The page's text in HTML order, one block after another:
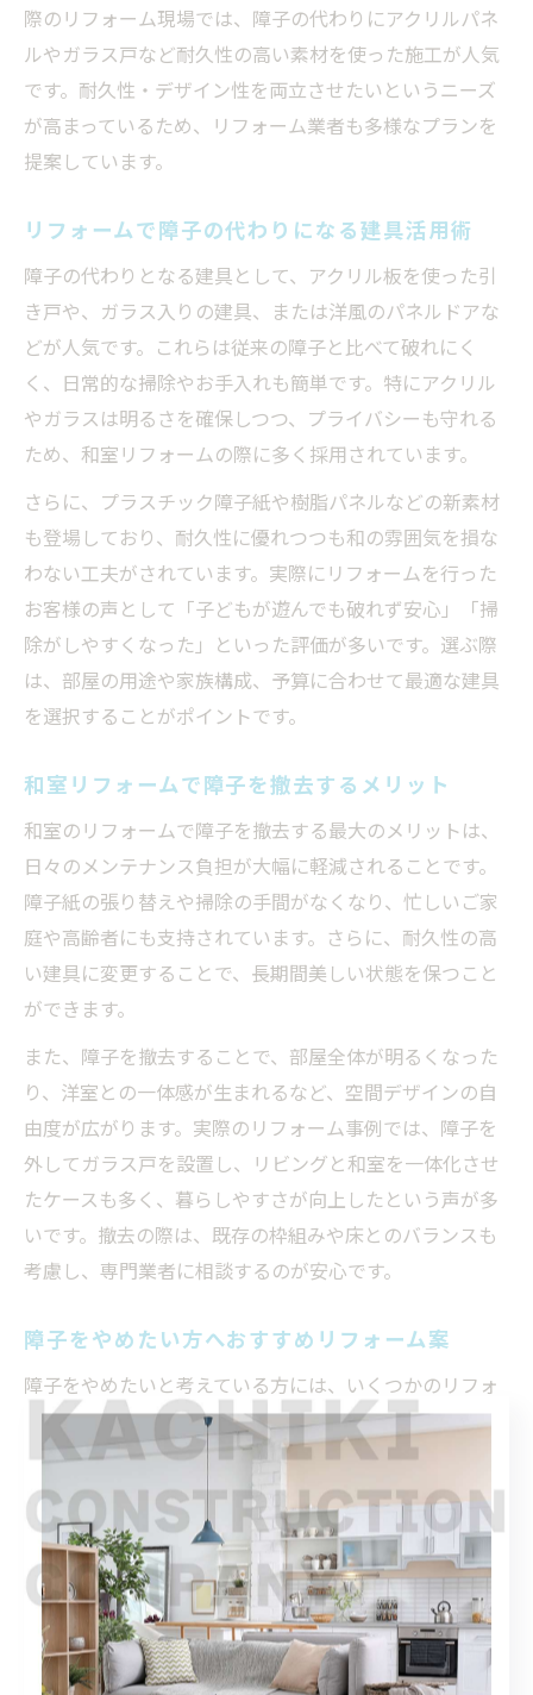
際のリフォーム現場では、障子の代わりにアクリルパネ
ルやガラス戸など耐久性の高い素材を使った施工が人気
です。耐久性・デザイン性を両立させたいというニーズ
が高まっているため、リフォーム業者も多様なプランを
提案しています。
リフォームで障子の代わりになる建具活用術
障子の代わりとなる建具として、アクリル板を使った引
き戸や、ガラス入りの建具、または洋風のパネルドアな
どが人気です。これらは従来の障子と比べて破れにく
く、日常的な掃除やお手入れも簡単です。特にアクリル
やガラスは明るさを確保しつつ、プライバシーも守れる
ため、和室リフォームの際に多く採用されています。
さらに、プラスチック障子紙や樹脂パネルなどの新素材
も登場しており、耐久性に優れつつも和の雰囲気を損な
わない工夫がされています。実際にリフォームを行った
お客様の声として「子どもが遊んでも破れず安心」「掃
除がしやすくなった」といった評価が多いです。選ぶ際
は、部屋の用途や家族構成、予算に合わせて最適な建具
を選択することがポイントです。
和室リフォームで障子を撤去するメリット
和室のリフォームで障子を撤去する最大のメリットは、
日々のメンテナンス負担が大幅に軽減されることです。
障子紙の張り替えや掃除の手間がなくなり、忙しいご家
庭や高齢者にも支持されています。さらに、耐久性の高
い建具に変更することで、長期間美しい状態を保つこと
ができます。
また、障子を撤去することで、部屋全体が明るくなった
り、洋室との一体感が生まれるなど、空間デザインの自
由度が広がります。実際のリフォーム事例では、障子を
外してガラス戸を設置し、リビングと和室を一体化させ
たケースも多く、暮らしやすさが向上したという声が多
いです。撤去の際は、既存の枠組みや床とのバランスも
考慮し、専門業者に相談するのが安心です。
障子をやめたい方へおすすめリフォーム案
障子をやめたいと考えている方には、いくつかのリフォ
ーム案があります。代表的なのは、アクリル板や強化ガ
ラスを用いた引き戸への交換です。これにより、破損や
汚れの心配が減り、現代的なおしゃれさもプラスされま
す。また、和紙調の樹脂パネルを使えば、和の風情を残
しつつ耐久性も確保できます。
具体的なリフォーム案
アクリル・ガラス戸へ交換（採光性・デザイン性アッ
プ）